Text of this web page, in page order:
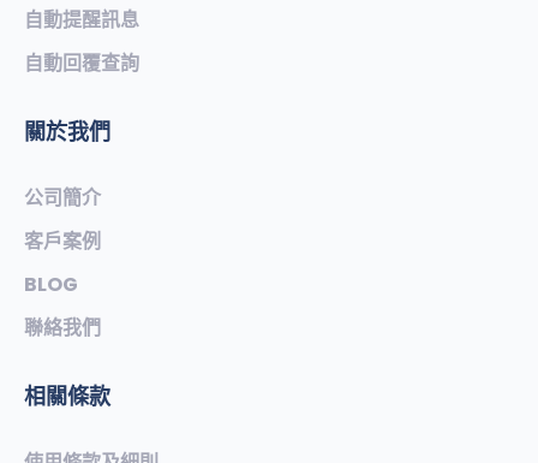
自動提醒訊息
自動回覆查詢
關於我們
公司簡介
客戶案例
BLOG
聯絡我們
相關條款